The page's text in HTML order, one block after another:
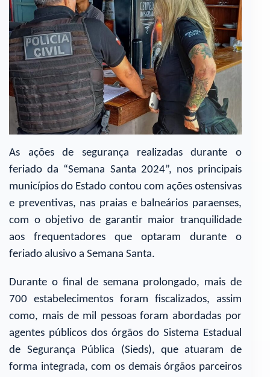
As ações de segurança realizadas durante o
feriado da “Semana Santa 2024”, nos principais
municípios do Estado contou com ações ostensivas
e preventivas, nas praias e balneários paraenses,
com o objetivo de garantir maior tranquilidade
aos frequentadores que optaram durante o
feriado alusivo a Semana Santa.
Durante o final de semana prolongado, mais de
700 estabelecimentos foram fiscalizados, assim
como, mais de mil pessoas foram abordadas por
agentes públicos dos órgãos do Sistema Estadual
de Segurança Pública (Sieds), que atuaram de
forma integrada, com os demais órgãos parceiros